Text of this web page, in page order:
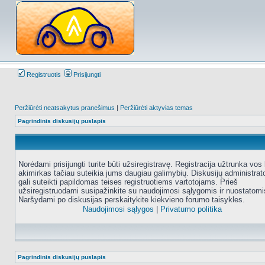
Registruotis Prisijungti
Peržiūrėti neatsakytus pranešimus | Peržiūrėti aktyvias temas
Pagrindinis diskusijų puslapis
Norėdami prisijungti turite būti užsiregistravę. Registracija užtrunka vos
akimirkas tačiau suteikia jums daugiau galimybių. Diskusijų
gali suteikti papildomas teises registruotiems vartotojams. Prieš
užsiregistruodami susipažinkite su naudojimosi sąlygomis ir
Naršydami po diskusijas perskaitykite kiekvieno forumo taisykles.
Naudojimosi sąlygos
Privatumo politika
Pagrindinis diskusijų puslapis